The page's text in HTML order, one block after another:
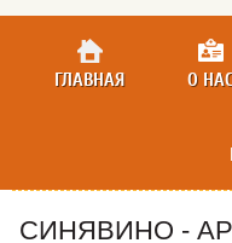
ГЛАВНАЯ О НАС
СИНЯВИНО -